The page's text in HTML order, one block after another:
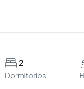
2
Dormitorios